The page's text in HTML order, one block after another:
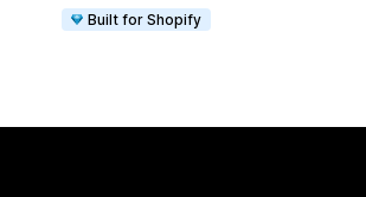
Built for Shopify